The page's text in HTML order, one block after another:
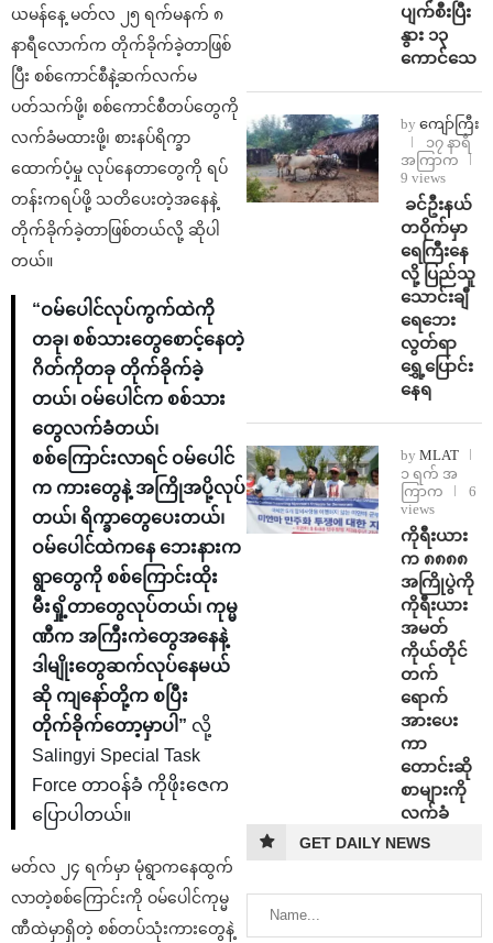
ယမန်နေ့ မတ်လ ၂၅ ရက်မနက် ၈
နာရီလောက်က တိုက်ခိုက်ခဲ့တာဖြစ်
ပြီး စစ်ကောင်စီနဲ့ဆက်လက်မ
ပတ်သက်ဖို့၊ စစ်ကောင်စီတပ်တွေကို
လက်ခံမထားဖို့၊ စားနပ်ရိက္ခာ
ထောက်ပံ့မှု လုပ်နေတာတွေကို ရပ်
တန်းကရပ်ဖို့ သတိပေးတဲ့အနေနဲ့
တိုက်ခိုက်ခဲ့တာဖြစ်တယ်လို့ ဆိုပါ
တယ်။
“ဝမ်ပေါင်လုပ်ကွက်ထဲကို
တခု၊ စစ်သားတွေစောင့်နေတဲ့
ဂိတ်ကိုတခု တိုက်ခိုက်ခဲ့
တယ်၊ ဝမ်ပေါင်က စစ်သား
တွေလက်ခံတယ်၊
စစ်ကြောင်းလာရင် ဝမ်ပေါင်
က ကားတွေနဲ့ အကြိုအပို့လုပ်
တယ်၊ ရိက္ခာတွေပေးတယ်၊
ဝမ်ပေါင်ထဲကနေ ဘေးနားက
ရွာတွေကို စစ်ကြောင်းထိုး
မီးရှို့တာတွေလုပ်တယ်၊ ကုမ္မ
ဏီက အကြီးကဲတွေအနေနဲ့
ဒါမျိုးတွေဆက်လုပ်နေမယ်
ဆို ကျနော်တို့က စပြီး
တိုက်ခိုက်တော့မှာပါ” လို့
Salingyi Special Task
Force တာဝန်ခံ ကိုဖိုးဇေက
ပြောပါတယ်။
မတ်လ ၂၄ ရက်မှာ မုံရွာကနေထွက်
လာတဲ့စစ်ကြောင်းကို ဝမ်ပေါင်ကုမ္မ
ဏီထဲမှာရှိတဲ့ စစ်တပ်သုံးကားတွေနဲ့
ပျက်စီးပြီး
နွား ၁၃
ကောင်သေ
by ကျော်ကြီး
၁၇ နာရီ
အကြာက
9 views
⁩ ⁨ခင်ဦးနယ်
တဝိုက်မှာ
ရေကြီးနေ
လို့ ပြည်သူ
သောင်းချီ
ရေဘေး
လွတ်ရာ
ရွှေ့ပြောင်း
နေရ
by MLAT
၁ ရက် အ
ကြာက
6
views
ကိုရီးယား
က ၈၈၈၈
အကြိုပွဲကို
ကိုရီးယား
အမတ်
ကိုယ်တိုင်
တက်
ရောက်
အားပေး
ကာ
တောင်းဆို
စာများကို
လက်ခံ
GET DAILY NEWS